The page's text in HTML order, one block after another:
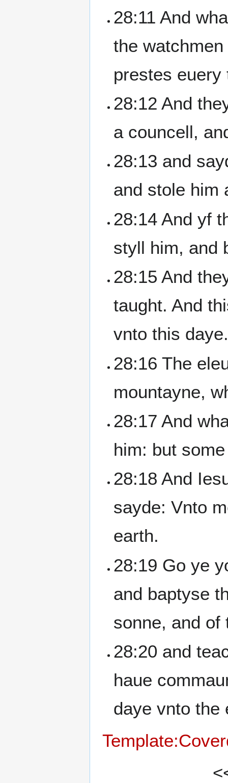
28:11 And
the
prestes euery
28:12 And
a councell,
28:13 and
and stole him
28:14 And yf
styll him, and
28:15 And
taught. And
vnto this
28:16 The
mountayne,
28:17 And
him: but
28:18 And
sayde: Vnto
earth.
28:19 Go ye
and baptyse
sonne, and of
28:20 and
haue
daye vnto the